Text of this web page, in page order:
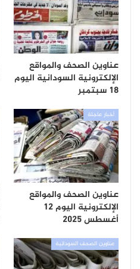
عناوين الصحف والمواقع
الإلكترونية السودانية اليوم
18 سبتمبر
أخبار عاجلة
عناوين الصحف والمواقع
الإلكترونية اليوم 12
أغسطس 2025
عناوين الصحف السودانية